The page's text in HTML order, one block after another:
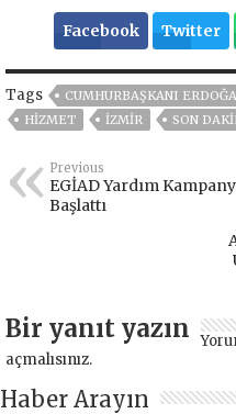
Facebook Twitter
Tags CUMHURBAŞKANI
HİZMET
İZMIR SON
Previous
EGİAD Yardım
Başlattı
Bir yanıt yazın
açmalısınız.
Haber Arayın